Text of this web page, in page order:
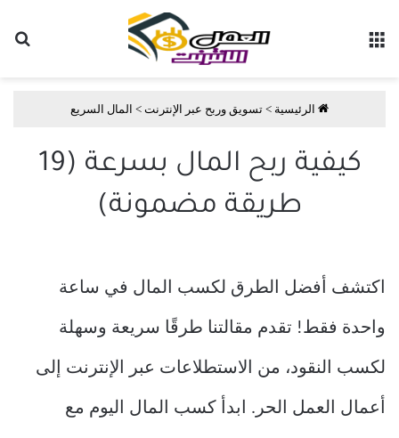
الرئيسية > تسويق وربح عبر الإنترنت > المال السريع
كيفية ربح المال بسرعة (19
طريقة مضمونة)
اكتشف أفضل الطرق لكسب المال في ساعة
واحدة فقط! تقدم مقالتنا طرقًا سريعة وسهلة
لكسب النقود، من الاستطلاعات عبر الإنترنت إلى
أعمال العمل الحر. ابدأ كسب المال اليوم مع